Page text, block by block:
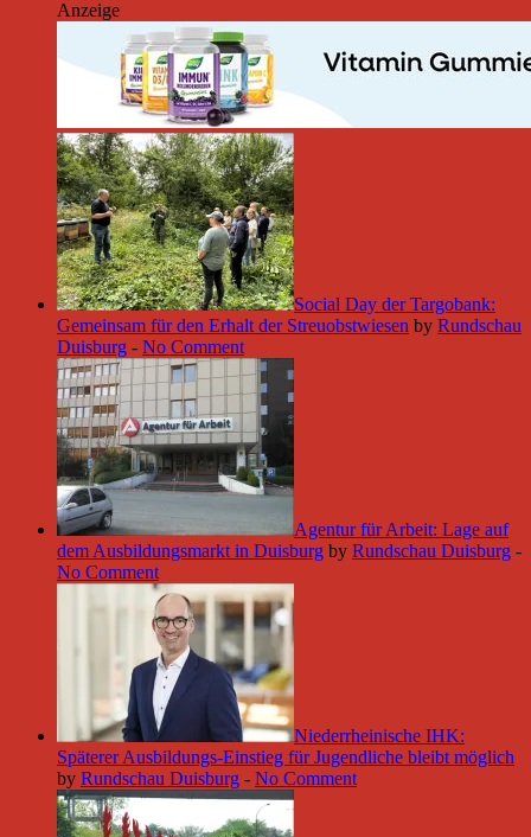
Anzeige
Social Day der Targobank:
Gemeinsam für den Erhalt der Streuobstwiesen by Rundschau
Duisburg - No Comment
Agentur für Arbeit: Lage auf
dem Ausbildungsmarkt in Duisburg by Rundschau Duisburg -
No Comment
Niederrheinische IHK:
Späterer Ausbildungs-Einstieg für Jugendliche bleibt möglich
by Rundschau Duisburg - No Comment